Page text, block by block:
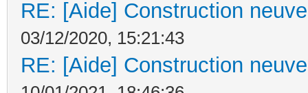
RE: [Aide] Construction
03/12/2020, 15:21:43
RE: [Aide] Construction